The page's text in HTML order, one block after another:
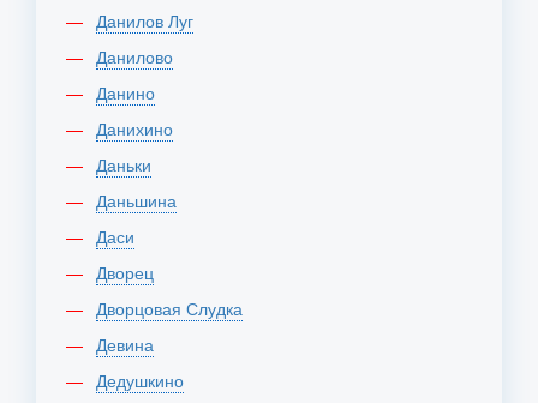
Данилов Луг
Данилово
Данино
Данихино
Даньки
Даньшина
Даси
Дворец
Дворцовая Слудка
Девина
Дедушкино